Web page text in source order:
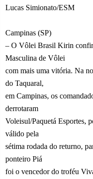
Lucas Simionato/ESM
Campinas (SP)
– O Vôlei Brasil Kirin
Masculina de Vôlei
com mais uma vitória. Na
do Taquaral,
em Campinas, os
derrotaram
Voleisul/Paquetá Esportes,
válido pela
sétima rodada do returno,
ponteiro Piá
foi o vencedor do troféu